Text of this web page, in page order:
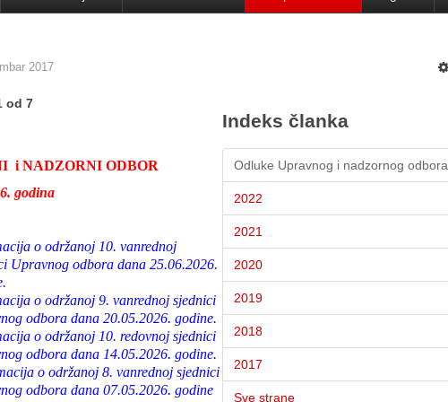
2017
Indeks članka
Odluke Upravnog i nadzornog odbora
2022
2021
2020
2019
2018
2017
Sve strane
od 7
i NADZORNI ODBOR
godina
o održanoj 10. vanrednoj
Upravnog odbora dana 25.06.2026.
o održanoj 9. vanrednoj sjednici
odbora dana 20.05.2026. godine.
o održanoj 10. redovnoj sjednici
odbora dana 14.05.2026. godine.
o održanoj 8. vanrednoj sjednici
odbora dana 07.05.2026. godine